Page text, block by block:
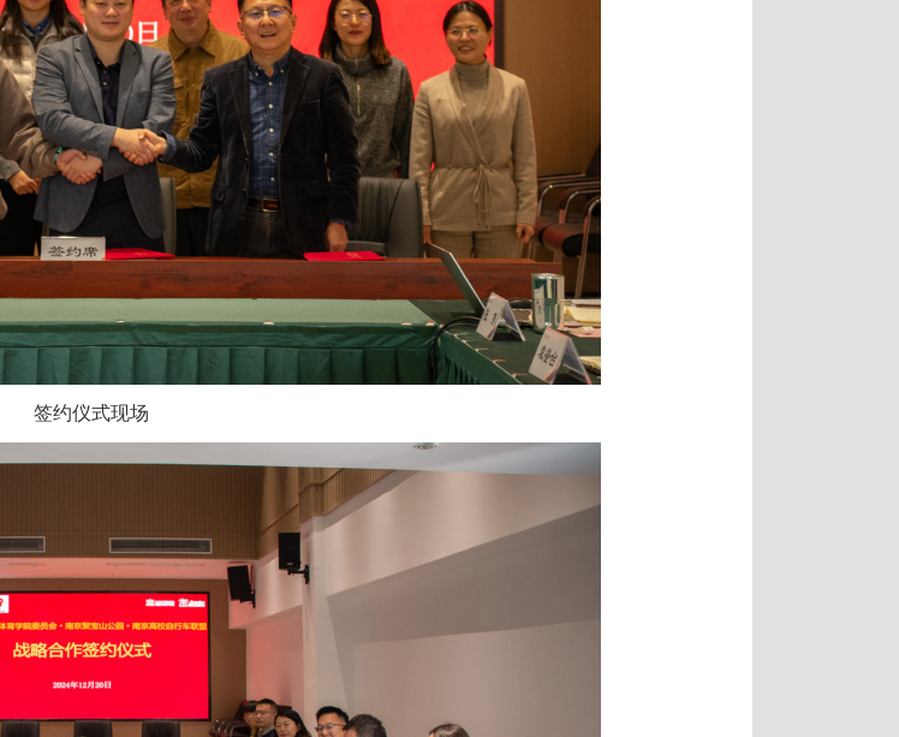
签约仪式现场